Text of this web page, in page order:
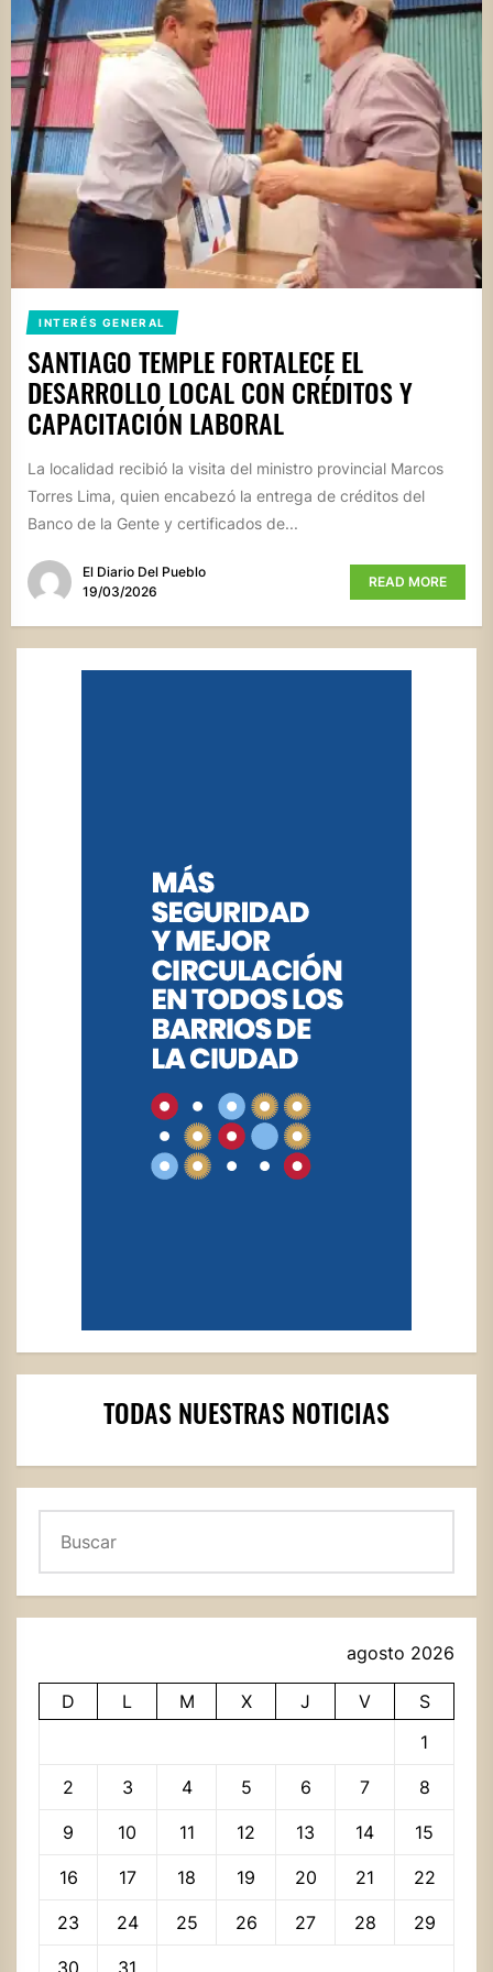
INTERÉS GENERAL
SANTIAGO TEMPLE FORTALECE EL
DESARROLLO LOCAL CON CRÉDITOS Y
CAPACITACIÓN LABORAL
La localidad recibió la visita del ministro provincial Marcos
Torres Lima, quien encabezó la entrega de créditos del
Banco de la Gente y certificados de...
El Diario Del Pueblo
19/03/2026
READ MORE
TODAS NUESTRAS NOTICIAS
agosto 2026
D L M X J V
S
1
2 3 4 5 6 7 8
9 10 11 12 13 14 15
16 17 18 19 20 21 22
23 24 25 26 27 28 29